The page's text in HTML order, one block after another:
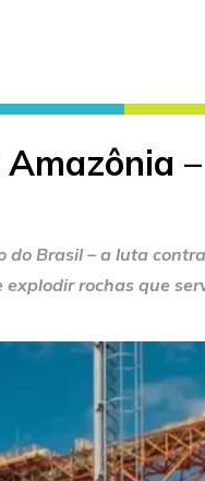
Brasil – a luta
rochas que